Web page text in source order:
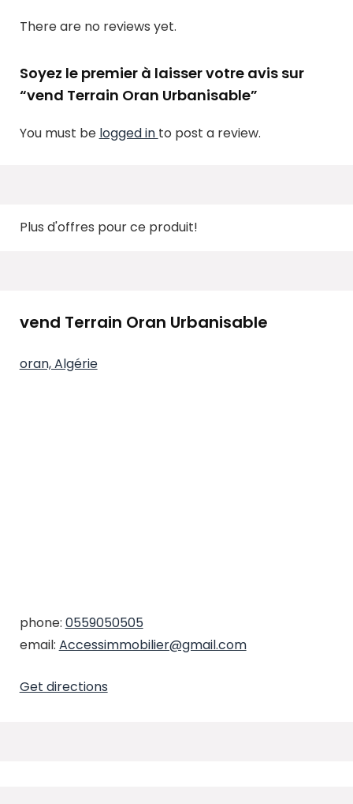
There are no reviews yet.
Soyez le premier à laisser votre avis sur
“vend Terrain Oran Urbanisable”
You must be logged in to post a review.
Plus d'offres pour ce produit!
vend Terrain Oran Urbanisable
oran, Algérie
phone: 0559050505
email: Accessimmobilier@gmail.com
Get directions